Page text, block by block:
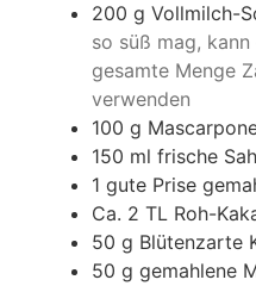
200 g Vollmilch-
so süß mag,
gesamte Menge
verwenden
100 g
150 ml frische
1 gute Prise
Ca. 2 TL Roh-
50 g Blütenzarte
50 g gemahlene